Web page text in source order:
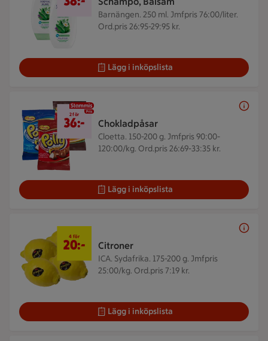
Barnängen. 250 ml. Jmfpris 76:00/liter.
Ord.pris 26:95-29:95 kr.
Lägg i inköpslista
Chokladpåsar
Cloetta. 150-200 g. Jmfpris 90:00-
120:00/kg. Ord.pris 26:69-33:35 kr.
2 för 36 kr
2 för
36:-
Lägg i inköpslista
Citroner
ICA. Sydafrika. 175-200 g. Jmfpris
25:00/kg. Ord.pris 7:19 kr.
4 för 20 kr
4 för
20:-
Lägg i inköpslista